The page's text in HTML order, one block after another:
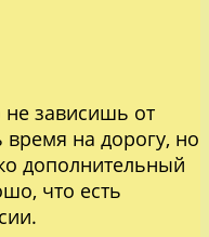
не зависишь от
время на дорогу, но
дополнительный
что есть